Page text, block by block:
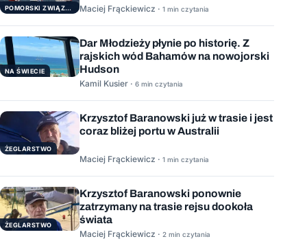
POMORSKI ZWIĄZEK ŻEGLARSKI Maciej Frąckiewicz · 1 min czytania
NA ŚWIECIE
Dar Młodzieży płynie po historię. Z
rajskich wód Bahamów na nowojorski
Hudson
Kamil Kusier · 6 min czytania
ŻEGLARSTWO
Krzysztof Baranowski już w trasie i jest
coraz bliżej portu w Australii
Maciej Frąckiewicz · 1 min czytania
ŻEGLARSTWO
Krzysztof Baranowski ponownie
zatrzymany na trasie rejsu dookoła
świata
Maciej Frąckiewicz · 2 min czytania